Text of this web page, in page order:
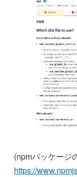
(npmパッケージ
https://